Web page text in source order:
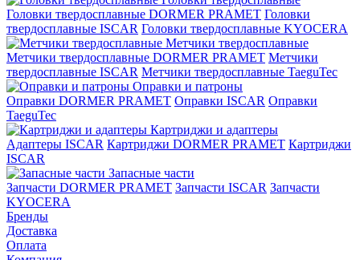
Головки твердосплавные DORMER PRAMET Головки
твердосплавные ISCAR Головки твердосплавные KYOCERA
Метчики твердосплавные
Метчики твердосплавные DORMER PRAMET Метчики
твердосплавные ISCAR Метчики твердосплавные TaeguTec
Оправки и патроны
Оправки DORMER PRAMET Оправки ISCAR Оправки
TaeguTec
Картриджи и адаптеры
Адаптеры ISCAR Картриджи DORMER PRAMET Картриджи
ISCAR
Запасные части
Запчасти DORMER PRAMET Запчасти ISCAR Запчасти
KYOCERA
Бренды
Доставка
Оплата